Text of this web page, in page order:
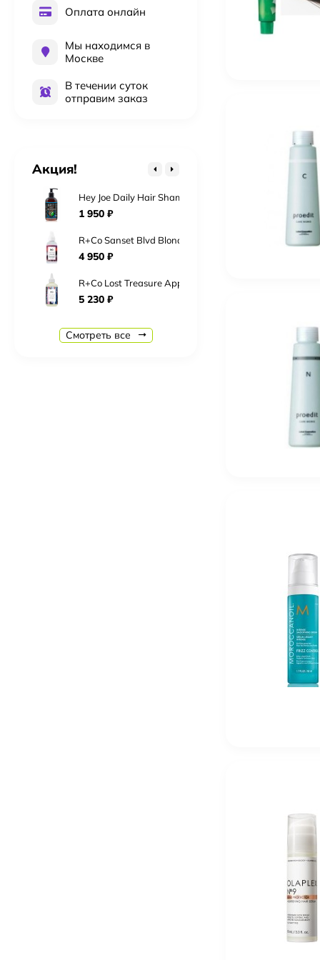
Оплата онлайн
Мы находимся в
Москве
В течении суток
отправим заказ
Акция!
2 016₽
Kydra Le Salon 6-18 Jelly Gloss 60 мл Краска для
Kydra Le Salon 10-3 Jelly Gloss 60 мл Краска для
Hey Joe Daily Hair Shampoo Шампунь для
1 950 ₽
R+Co Sanset Blvd Blonde Сансет Бульвар
4 950 ₽
R+Co Lost Treasure Apple Cider Vinegar 177 мл «Мое
5 230 ₽
R+Co Ring Tone Ultra Fefining Gel Crème Гель-Крем
5 290₽
R+Co Cassete Curl Defining Masque + Superseed
R+Co Zipper Multitasking Styling Lotion 177 мл
R+Co Lost Treasure Apple Cider Vinegar Cleansing
Christina Fitzgerald Топ Ultra Non Wipe Top без
Christina Fitzgerald Праймер Ultra Primer для
Christina Fitzgerald Ultra Matte Top Матовый Топ для
R+Co Shampoo «Дивный сад» Supergarden CBD
R+Co Conditioner «Дивный сад» Supergarden CBD
R+Co Super CBD Scalp Soothing Concentrate
Kydra Le Salon 4 Jelly Gloss 60 мл Краска для волос
Kydra Le Salon 4-6 Jelly Gloss 60 мл Краска для
Kydra Le Salon 4-18 Jelly Gloss 60 мл Краска для
Смотреть все